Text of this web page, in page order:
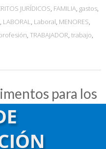
JURÍDICOS, FAMILIA, gastos,
, LABORAL, Laboral, MENORES,
, TRABAJADOR, trabajo,
para los
edad efectuado